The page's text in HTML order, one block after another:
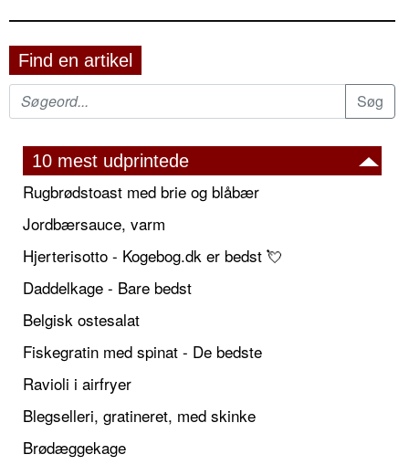
Find en artikel
10 mest udprintede
Rugbrødstoast med brie og blåbær
Jordbærsauce, varm
Hjerterisotto - Kogebog.dk er bedst 💘
Daddelkage - Bare bedst
Belgisk ostesalat
Fiskegratin med spinat - De bedste
Ravioli i airfryer
Blegselleri, gratineret, med skinke
Brødæggekage